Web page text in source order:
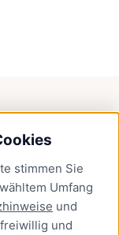
stimmen Sie
Umfang
und
und